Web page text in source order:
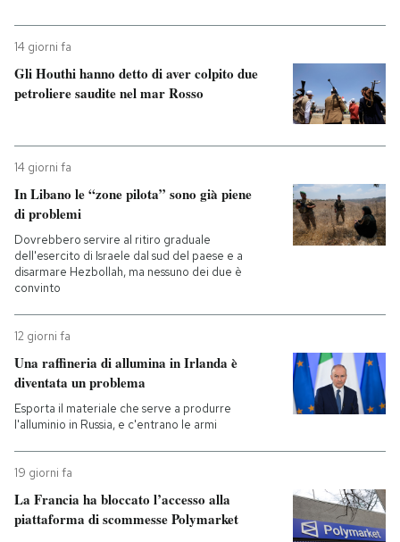
14 giorni fa
Gli Houthi hanno detto di aver colpito due
petroliere saudite nel mar Rosso
14 giorni fa
In Libano le “zone pilota” sono già piene
di problemi
Dovrebbero servire al ritiro graduale
dell'esercito di Israele dal sud del paese e a
disarmare Hezbollah, ma nessuno dei due è
convinto
12 giorni fa
Una raffineria di allumina in Irlanda è
diventata un problema
Esporta il materiale che serve a produrre
l'alluminio in Russia, e c'entrano le armi
19 giorni fa
La Francia ha bloccato l’accesso alla
piattaforma di scommesse Polymarket